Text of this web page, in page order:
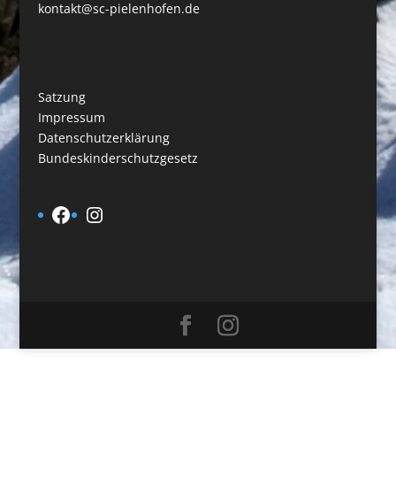
kontakt@sc-pielenhofen.de
Satzung
Impressum
Datenschutzerklärung
Bundeskinderschutzgesetz
Facebook
Instagram